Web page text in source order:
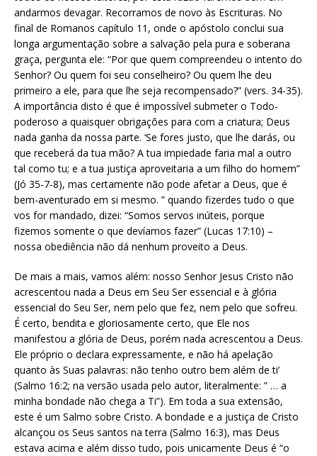
andarmos devagar. Recorramos de novo às Escrituras. No
final de Romanos capítulo 11, onde o apóstolo conclui sua
longa argumentação sobre a salvação pela pura e soberana
graça, pergunta ele: “Por que quem compreendeu o intento do
Senhor? Ou quem foi seu conselheiro? Ou quem lhe deu
primeiro a ele, para que lhe seja recompensado?” (vers. 34-35).
A importância disto é que é impossível submeter o Todo-
poderoso a quaisquer obrigações para com a criatura; Deus
nada ganha da nossa parte. ‘Se fores justo, que lhe darás, ou
que receberá da tua mão? A tua impiedade faria mal a outro
tal como tu; e a tua justiça aproveitaria a um filho do homem”
(Jó 35-7-8), mas certamente não pode afetar a Deus, que é
bem-aventurado em si mesmo. ” quando fizerdes tudo o que
vos for mandado, dizei: “Somos servos inúteis, porque
fizemos somente o que devíamos fazer” (Lucas 17:10) –
nossa obediência não dá nenhum proveito a Deus.
De mais a mais, vamos além: nosso Senhor Jesus Cristo não
acrescentou nada a Deus em Seu Ser essencial e à glória
essencial do Seu Ser, nem pelo que fez, nem pelo que sofreu.
É certo, bendita e gloriosamente certo, que Ele nos
manifestou a glória de Deus, porém nada acrescentou a Deus.
Ele próprio o declara expressamente, e não há apelação
quanto às Suas palavras: não tenho outro bem além de ti’
(Salmo 16:2; na versão usada pelo autor, literalmente: ” … a
minha bondade não chega a Ti”). Em toda a sua extensão,
este é um Salmo sobre Cristo. A bondade e a justiça de Cristo
alcançou os Seus santos na terra (Salmo 16:3), mas Deus
estava acima e além disso tudo, pois unicamente Deus é “o